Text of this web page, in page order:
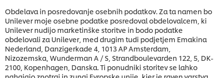
Obdelava in posredovanje osebnih podatkov. Za ta namen bo
Unilever moje osebne podatke posredoval obdelovalcem, ki
Unilever nudijo marketinške storitve in bodo podatke
obdelovali za Unilever, med drugim tudi podjetjem Emakina
Nederland, Danzigerkade 4, 1013 AP Amsterdam,
Nizozemska, Wunderman A / S, Strandboulevarden 122, 5, DK-
2100, Kopenhagen, Danska. Ti ponudniki storitev se lahko
nahajajo znotraj in zunaj Evropske unije, kjer je raven varstva